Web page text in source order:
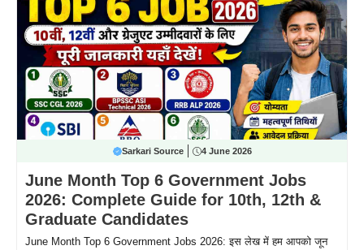
Sarkari Source 4 June 2026
June Month Top 6 Government Jobs
2026: Complete Guide for 10th, 12th &
Graduate Candidates
June Month Top 6 Government Jobs 2026: इस लेख में हम आपको जून